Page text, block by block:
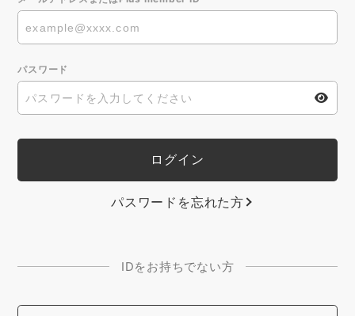
パスワード
パスワードを忘れた方
IDをお持ちでない方